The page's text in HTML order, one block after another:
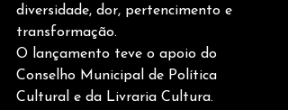
diversidade, dor, pertencimento e
transformação.
O lançamento teve o apoio do
Conselho Municipal de Política
Cultural e da Livraria Cultura.